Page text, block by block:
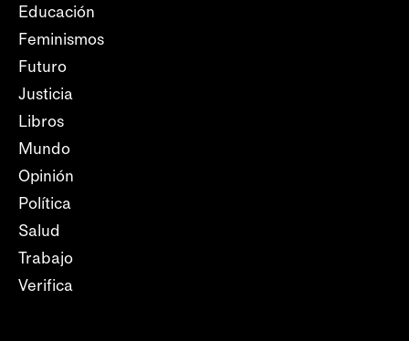
Educación
Feminismos
Futuro
Justicia
Libros
Mundo
Opinión
Política
Salud
Trabajo
Verifica